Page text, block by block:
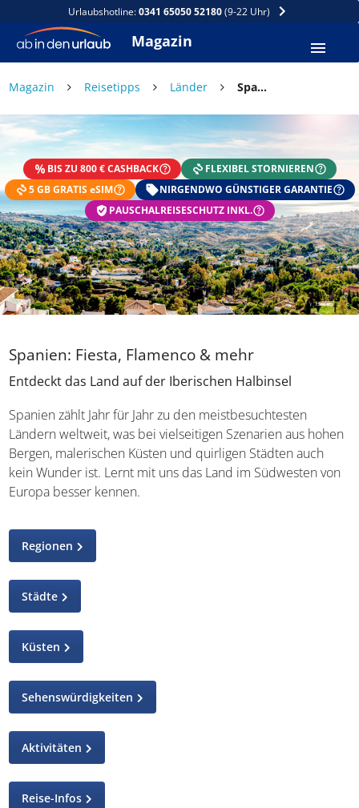
Urlaubshotline:0341 65050 52180(9-22 Uhr)
Magazin
Magazin Reisetipps Länder Spanien: Fiesta, Flamenco & mehr
BIS ZU 800 € CASHBACK
FLEXIBEL STORNIEREN
5 GB GRATIS eSIM
NIRGENDWO GÜNSTIGER GARANTIE
PAUSCHALREISESCHUTZ INKL.
Spanien: Fiesta, Flamenco & mehr
Entdeckt das Land auf der Iberischen Halbinsel
Spanien zählt Jahr für Jahr zu den meistbesuchtesten
Ländern weltweit, was bei vielseitigen Szenarien aus
hohen Bergen, malerischen Küsten und quirligen Städten
auch kein Wunder ist. Lernt mit uns das Land im
Südwesten von Europa besser kennen.
Regionen
Städte
Küsten
Sehenswürdigkeiten
Aktivitäten
Reise-Infos
DEIN SOMMER ZAHLT SICH
AUS
Exklusiv: Nur in der ab in den urlaub App
☀️ Bis zu 1.000 € Sommer Cashback
📱 App gratis herunterladen
🧝 Konto anlegen oder einloggen
✅ Sommer Cashback ist automatisch aktiviert